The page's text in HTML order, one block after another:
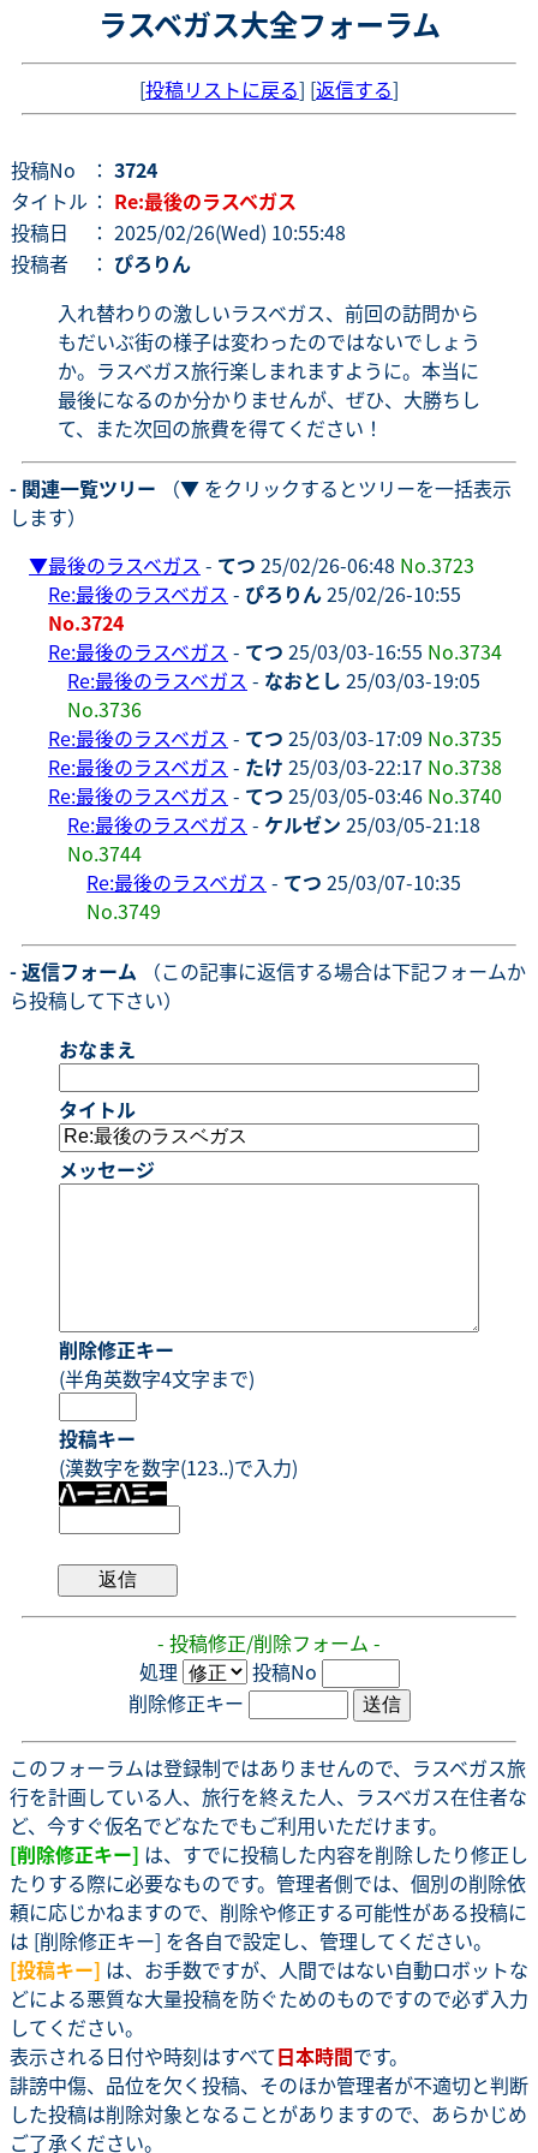
ラスベガス大全フォーラム
[投稿リストに戻る] [返信する]
投稿No ： 3724
タイトル ： Re:最後のラスベガス
投稿日
： 2025/02/26(Wed) 10:55:48
投稿者
： ぴろりん
入れ替わりの激しいラスベガス、前回の訪問から
もだいぶ街の様子は変わったのではないでしょう
か。ラスベガス旅行楽しまれますように。本当に
最後になるのか分かりませんが、ぜひ、大勝ちし
て、また次回の旅費を得てください！
- 関連一覧ツリー （▼ をクリックするとツリーを一括表示
します）
▼最後のラスベガス - てつ 25/02/26-06:48 No.3723
Re:最後のラスベガス - ぴろりん25/02/26-10:55
No.3724
Re:最後のラスベガス - てつ 25/03/03-16:55 No.3734
Re:最後のラスベガス - なおとし 25/03/03-19:05
No.3736
Re:最後のラスベガス - てつ 25/03/03-17:09 No.3735
Re:最後のラスベガス - たけ 25/03/03-22:17 No.3738
Re:最後のラスベガス - てつ 25/03/05-03:46 No.3740
Re:最後のラスベガス - ケルゼン 25/03/05-21:18
No.3744
Re:最後のラスベガス - てつ 25/03/07-10:35
No.3749
- 返信フォーム （この記事に返信する場合は下記フォームか
ら投稿して下さい）
おなまえ
タイトル
メッセージ
削除修正キー
(半角英数字4文字まで)
投稿キー
(漢数字を数字(123..)で入力)
- 投稿修正/削除フォーム -
処理
投稿No
削除修正キー
このフォーラムは登録制ではありませんので、ラスベガス旅
行を計画している人、旅行を終えた人、ラスベガス在住者な
ど、今すぐ仮名でどなたでもご利用いただけます。
[削除修正キー] は、すでに投稿した内容を削除したり修正し
たりする際に必要なものです。管理者側では、個別の削除依
頼に応じかねますので、削除や修正する可能性がある投稿に
は [削除修正キー] を各自で設定し、管理してください。
[投稿キー] は、お手数ですが、人間ではない自動ロボットな
どによる悪質な大量投稿を防ぐためのものですので必ず入力
してください。
表示される日付や時刻はすべて日本時間です。
誹謗中傷、品位を欠く投稿、そのほか管理者が不適切と判断
した投稿は削除対象となることがありますので、あらかじめ
ご了承ください。